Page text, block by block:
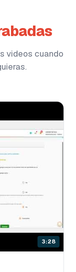
videos cuando
3:28